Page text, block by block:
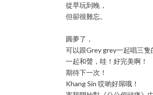
從早玩到晚，
但卻很難忘。
圓夢了，
可以跟Grey grey一起唱三隻
一起和聲，哇！好完美啊！
期待下一次！
Khang Sin 哎喲好屌哦！